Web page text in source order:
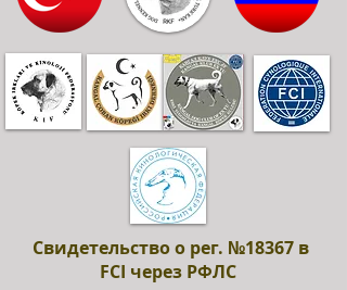
Свидетельство о рег. №18367 в
FCI через РФЛС